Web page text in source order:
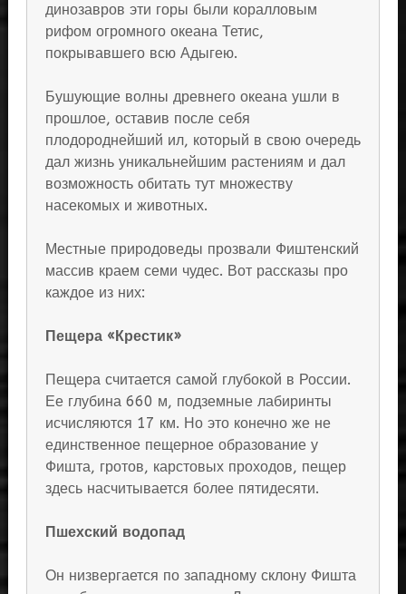
динозавров эти горы были коралловым
рифом огромного океана Тетис,
покрывавшего всю Адыгею.
Бушующие волны древнего океана ушли в
прошлое, оставив после себя
плодороднейший ил, который в свою очередь
дал жизнь уникальнейшим растениям и дал
возможность обитать тут множеству
насекомых и животных.
Местные природоведы прозвали Фиштенский
массив краем семи чудес. Вот рассказы про
каждое из них:
Пещера «Крестик»
Пещера считается самой глубокой в России.
Ее глубина 660 м, подземные лабиринты
исчисляются 17 км. Но это конечно же не
единственное пещерное образование у
Фишта, гротов, карстовых проходов, пещер
здесь насчитывается более пятидесяти.
Пшехский водопад
Он низвергается по западному склону Фишта